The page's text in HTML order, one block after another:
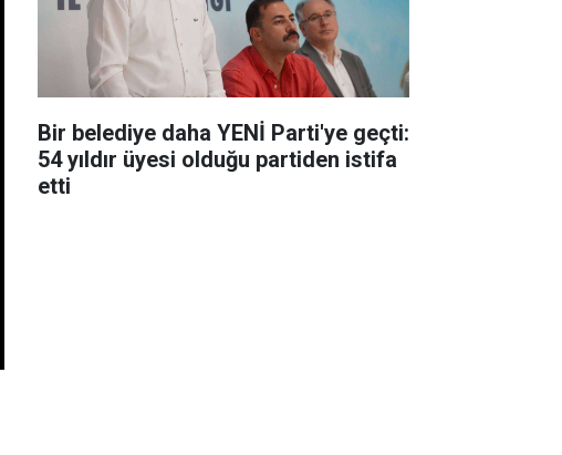
Bir belediye daha YENİ Parti'ye geçti:
54 yıldır üyesi olduğu partiden istifa
etti